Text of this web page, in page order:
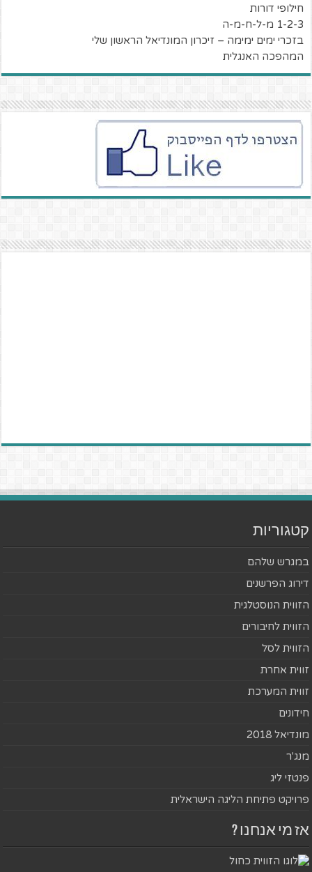
חילופי דורות
1-2-3 מ-ל-ח-מ-ה
בזכרי ימים ימימה – זיכרון המונדיאל הראשון שלי
המהפכה האנגלית
קטגוריות
במגרש שלהם
דירוג הפרשנים
הזווית הנוסטלגית
הזווית לחיבורים
הזווית לסל
זווית אחרת
זווית המערכת
חידונים
מונדיאל 2018
מנג'ר
פנטזי ליג
פרויקט פתיחת הליגה הישראלית
אז מי אנחנו ?